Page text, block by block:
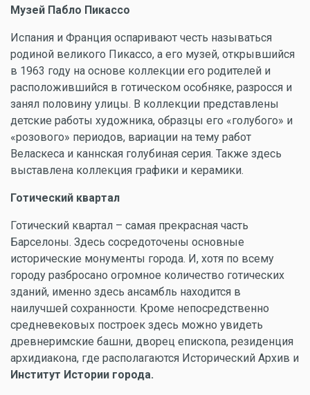
Музей Пабло Пикассо
Испания и Франция оспаривают честь называться
родиной великого Пикассо, а его музей, открывшийся
в 1963 году на основе коллекции его родителей и
расположившийся в готическом особняке, разросся и
занял половину улицы. В коллекции представлены
детские работы художника, образцы его «голубого» и
«розового» периодов, вариации на тему работ
Веласкеса и каннская голубиная серия. Также здесь
выставлена коллекция графики и керамики.
Готический квартал
Готический квартал – самая прекрасная часть
Барселоны. Здесь сосредоточены основные
исторические монументы города. И, хотя по всему
городу разбросано огромное количество готических
зданий, именно здесь ансамбль находится в
наилучшей сохранности. Кроме непосредственно
средневековых построек здесь можно увидеть
древнеримские башни, дворец епископа, резиденция
архидиакона, где располагаются Исторический Архив и
Институт Истории города.